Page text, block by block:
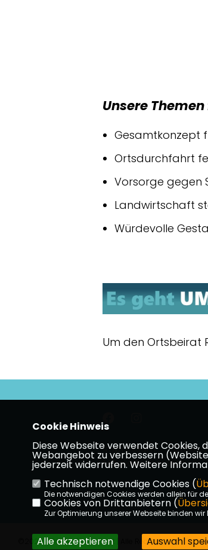
Unsere
Gesamtkonzept
Ortsdurchfahrt
Vorsorge gegen
Landwirtschaft
Würdevolle
Um den Ortsbeirat
Impressum
Mitgliederbereich
©2026 CDU Groß-Umstadt | Alle Rechte
Cookie Hinweis
Diese Webseite verwendet Cookies,
Webangebot zu verbessern
jederzeit widerrufen. Weitere
Technisch notwendige Cookies (
Die notwendigen Cookies werden allein für
Cookies von Drittanbietern (
Zur Optimierung unserer Webseite binden
Alle akzeptieren Auswahl